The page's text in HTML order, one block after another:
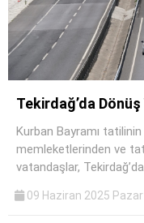
Tekirdağ’da
Kurban Bayramı
memleketlerinden ve
vatandaşlar,
09 Haziran 2025